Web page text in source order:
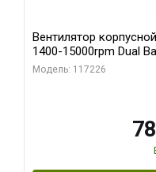
Вентилятор
1400-15000rpm Dual Ball Bearing 4-
(ACFAN00264A)
Модель: 117226